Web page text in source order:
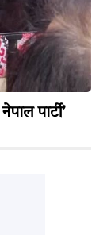
पार्टी’